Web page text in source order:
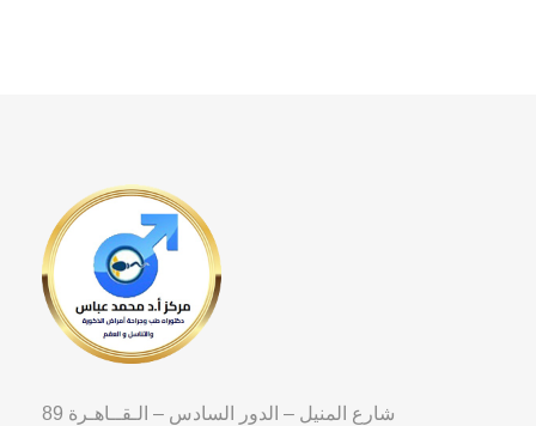
89 شارع المنيل – الدور السادس – الـقــاهـرة